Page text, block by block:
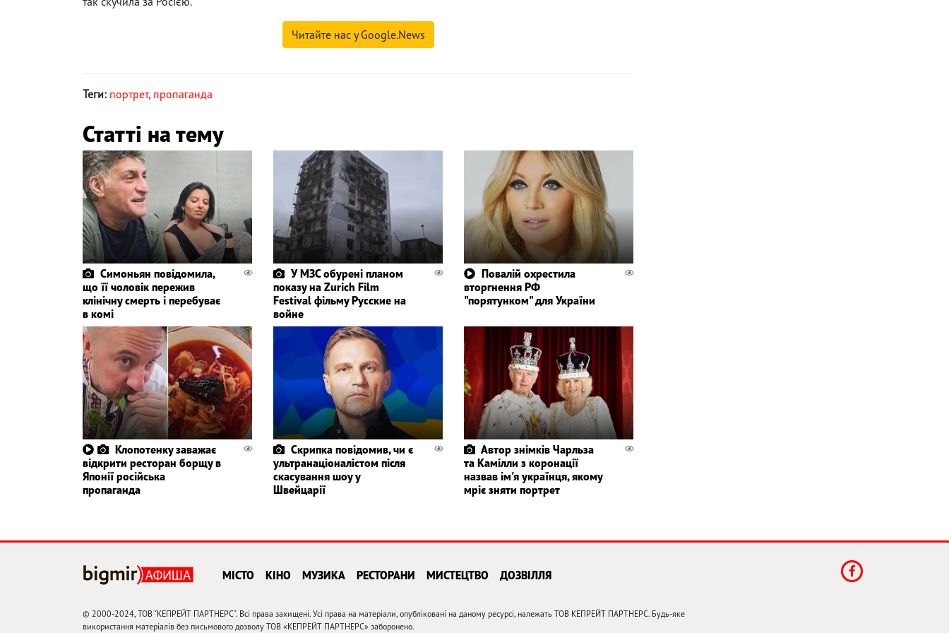
Читайте нас у Google.News
Теги: портрет, пропаганда
Статті на тему
Симоньян повідомила,
що її чоловік пережив
клінічну смерть і перебуває
в комі
У МЗС обурені планом
показу на Zurich Film
Festival фільму Русские на
войне
Повалій охрестила
вторгнення РФ
"порятунком" для України
Клопотенку заважає
відкрити ресторан борщу в
Японії російська
пропаганда
Скрипка повідомив, чи є
ультранаціоналістом після
скасування шоу у
Швейцарії
Автор знімків Чарльза
та Камілли з коронації
назвав ім'я українця, якому
мріє зняти портрет
МІСТО КІНО МУЗИКА РЕСТОРАНИ МИСТЕЦТВО ДОЗВІЛЛЯ
© 2000-2024, ТОВ "КЕПРЕЙТ ПАРТНЕРС". Всі права захищені. Усі права на матеріали, опубліковані на даному ресурсі, належать ТОВ КЕПРЕЙТ ПАРТНЕРС. Будь-яке
використання матеріалів без письмового дозволу ТОВ «КЕПРЕЙТ ПАРТНЕРС» заборонено.